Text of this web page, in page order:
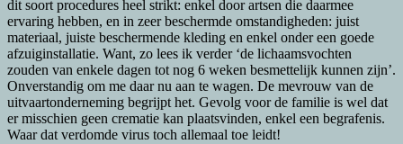
dit soort procedures heel strikt: enkel door artsen die daarmee
ervaring hebben, en in zeer beschermde omstandigheden: juist
materiaal, juiste beschermende kleding en enkel onder een goede
afzuiginstallatie. Want, zo lees ik verder ‘de lichaamsvochten
zouden van enkele dagen tot nog 6 weken besmettelijk kunnen zijn’.
Onverstandig om me daar nu aan te wagen. De mevrouw van de
uitvaartonderneming begrijpt het. Gevolg voor de familie is wel dat
er misschien geen crematie kan plaatsvinden, enkel een begrafenis.
Waar dat verdomde virus toch allemaal toe leidt!